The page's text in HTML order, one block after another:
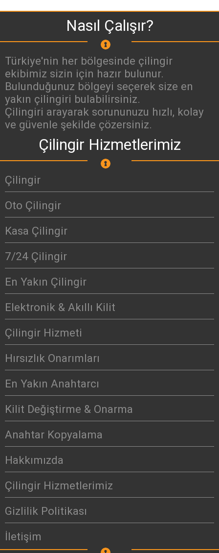
Nasıl Çalışır?
Türkiye'nin her bölgesinde çilingir
ekibimiz sizin için hazır bulunur.
Bulunduğunuz bölgeyi seçerek size en
yakın çilingiri bulabilirsiniz.
Çilingiri arayarak sorununuzu hızlı, kolay
ve güvenle şekilde çözersiniz.
Çilingir Hizmetlerimiz
Çilingir
Oto Çilingir
Kasa Çilingir
7/24 Çilingir
En Yakın Çilingir
Elektronik & Akıllı Kilit
Çilingir Hizmeti
Hırsızlık Onarımları
En Yakın Anahtarcı
Kilit Değiştirme & Onarma
Anahtar Kopyalama
Hakkımızda
Çilingir Hizmetlerimiz
Gizlilik Politikası
İletişim